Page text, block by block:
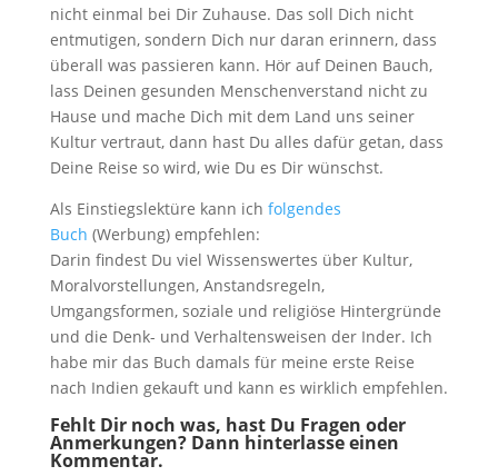
nicht einmal bei Dir Zuhause. Das soll Dich nicht
entmutigen, sondern Dich nur daran erinnern, dass
überall was passieren kann. Hör auf Deinen Bauch,
lass Deinen gesunden Menschenverstand nicht zu
Hause und mache Dich mit dem Land uns seiner
Kultur vertraut, dann hast Du alles dafür getan, dass
Deine Reise so wird, wie Du es Dir wünschst.
Als Einstiegslektüre kann ich folgendes
Buch (Werbung) empfehlen:
Darin findest Du viel Wissenswertes über Kultur,
Moralvorstellungen, Anstandsregeln,
Umgangsformen, soziale und religiöse Hintergründe
und die Denk- und Verhaltensweisen der Inder. Ich
habe mir das Buch damals für meine erste Reise
nach Indien gekauft und kann es wirklich empfehlen.
Fehlt Dir noch was, hast Du Fragen oder
Anmerkungen? Dann hinterlasse einen
Kommentar.